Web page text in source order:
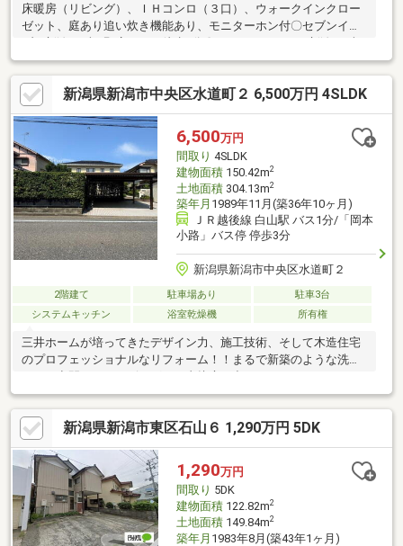
床暖房（リビング）、ＩＨコンロ（３口）、ウォークインクロー
ゼット、庭あり追い炊き機能あり、モニターホン付〇セブンイレ
ブン新潟みずき野店まで 徒歩4分〇ファミリーマート新潟みずき
野店まで 徒歩4分〇みずき野中央公園まで 徒歩10分所有者居
住中のため、内覧の際は事前にご連絡ください。
新潟県新潟市中央区水道町２ 6,500万円 4SLDK
6,500万円
間取り 4SLDK
建物面積150.42m2
土地面積304.13m2
築年月 1989年11月(築36年10ヶ月)
ＪＲ越後線 白山駅 バス1分/「岡本
小路」バス停 停歩3分
新潟県新潟市中央区水道町２
2階建て 駐車場あり
駐車3台
システムキッチン
浴室乾燥機 所有権
三井ホームが培ってきたデザイン力、施工技術、そして木造住宅
のプロフェッショナルなリフォーム！！まるで新築のような洗練
つろぎの空間「セカンドリビング」は、家族の絆を深める特別な
時間や訪れる人の気持ちが昂るおもてなしの空間です。ハウスメ
ーカーの厳しい社内基準に基づく施工管理と各工程での検査を徹
底し、高品質なリフォームを実現。さらに、ツーバイフォー工法
を熟知しているからこそ耐震性や断熱性を向上。「百聞は一見に
如かず」です。ぜひ、三井のリフォームが提供する新築以上の価
値と安心感を、ご自身の目でお確かめください。
新潟県新潟市東区石山６ 1,290万円 5DK
1,290万円
間取り 5DK
建物面積122.82m2
土地面積149.84m2
築年月 1983年8月(築43年1ヶ月)